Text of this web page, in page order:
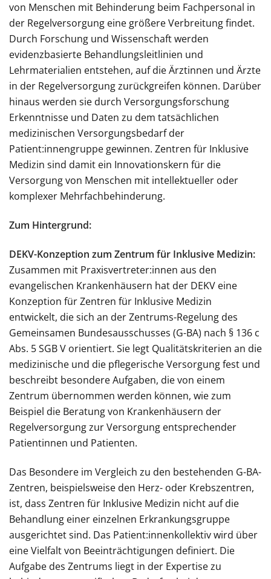
von Menschen mit Behinderung beim Fachpersonal in
der Regelversorgung eine größere Verbreitung findet.
Durch Forschung und Wissenschaft werden
evidenzbasierte Behandlungsleitlinien und
Lehrmaterialien entstehen, auf die Ärztinnen und Ärzte
in der Regelversorgung zurückgreifen können. Darüber
hinaus werden sie durch Versorgungsforschung
Erkenntnisse und Daten zu dem tatsächlichen
medizinischen Versorgungsbedarf der
Patient:innengruppe gewinnen. Zentren für Inklusive
Medizin sind damit ein Innovationskern für die
Versorgung von Menschen mit intellektueller oder
komplexer Mehrfachbehinderung.
Zum Hintergrund:
DEKV-Konzeption zum Zentrum für Inklusive Medizin:
Zusammen mit Praxisvertreter:innen aus den
evangelischen Krankenhäusern hat der DEKV eine
Konzeption für Zentren für Inklusive Medizin
entwickelt, die sich an der Zentrums-Regelung des
Gemeinsamen Bundesausschusses (G-BA) nach § 136 c
Abs. 5 SGB V orientiert. Sie legt Qualitätskriterien an die
medizinische und die pflegerische Versorgung fest und
beschreibt besondere Aufgaben, die von einem
Zentrum übernommen werden können, wie zum
Beispiel die Beratung von Krankenhäusern der
Regelversorgung zur Versorgung entsprechender
Patientinnen und Patienten.
Das Besondere im Vergleich zu den bestehenden G-BA-
Zentren, beispielsweise den Herz- oder Krebszentren,
ist, dass Zentren für Inklusive Medizin nicht auf die
Behandlung einer einzelnen Erkrankungsgruppe
ausgerichtet sind. Das Patient:innenkollektiv wird über
eine Vielfalt von Beeinträchtigungen definiert. Die
Aufgabe des Zentrums liegt in der Expertise zu